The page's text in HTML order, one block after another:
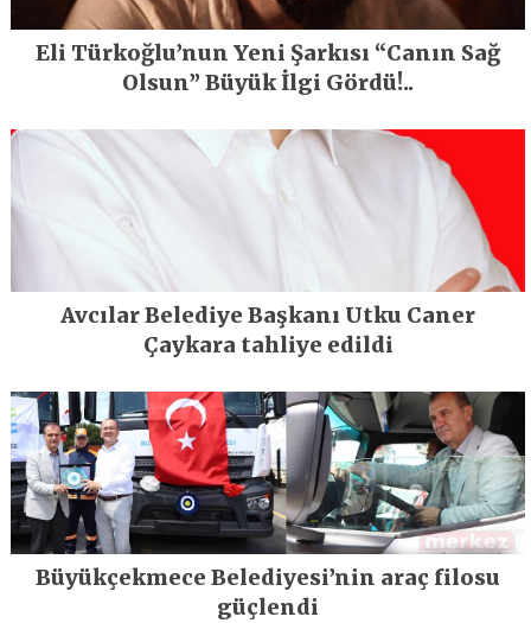
Eli Türkoğlu’nun Yeni Şarkısı “Canın Sağ
Olsun” Büyük İlgi Gördü!..
Avcılar Belediye Başkanı Utku Caner
Çaykara tahliye edildi
Büyükçekmece Belediyesi’nin araç filosu
güçlendi